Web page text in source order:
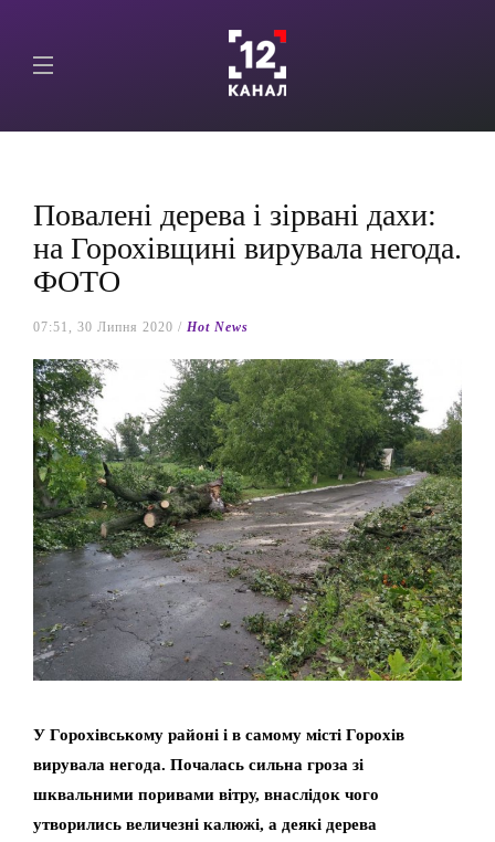
Повалені дерева і зірвані дахи:
на Горохівщині вирувала негода.
ФОТО
07:51, 30 Липня 2020 / Hot News
У Горохівському районі і в самому місті Горохів
вирувала негода. Почалась сильна гроза зі
шквальними поривами вітру, внаслідок чого
утворились величезні калюжі, а деякі дерева